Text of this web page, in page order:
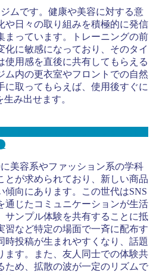
ムです。健康や美容に対する意
や日々の取り組みを積極的に発信
まっています。トレーニングの前
化に敏感になっており、そのタイ
使用感を直後に共有してもらえる
ム内の更衣室やフロントでの自然
に取ってもらえば、使用後すぐに
み出せます。
トネスジムサンプリングとは？
美容系やファッション系の学科
とが求められており、新しい商品
傾向にあります。この世代はSNS
通じたコミュニケーションが生活
サンプル体験を共有することに抵
習など特定の場面で一斉に配布す
時投稿が生まれやすくなり、話題
ます。また、友人同士での体験共
ため、拡散の波が一定のリズムで